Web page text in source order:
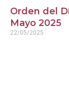
Orden del
Mayo 2025
22/05/2025